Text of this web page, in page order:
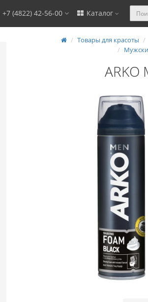
+7 (4822) 42-56-00 Каталог
Товары для красоты
ARKO